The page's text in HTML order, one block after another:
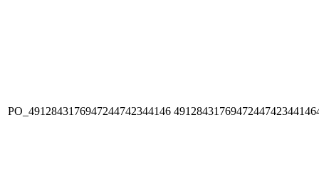
PO_4912843176947244742344146